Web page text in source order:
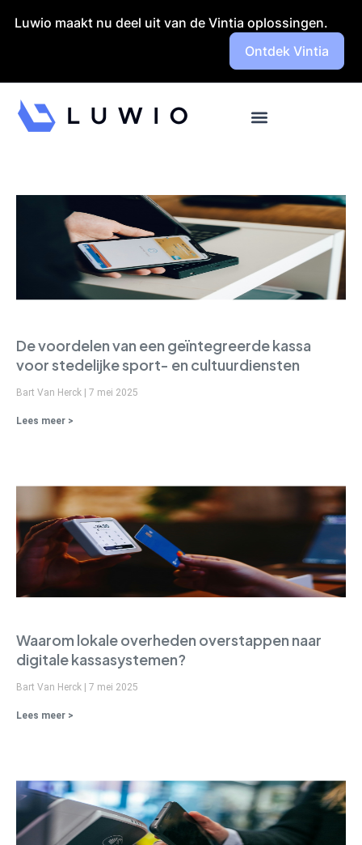
Luwio maakt nu deel uit van de Vintia oplossingen.
Ontdek Vintia
De voordelen van een geïntegreerde kassa
voor stedelijke sport- en cultuurdiensten
Bart Van Herck 7 mei 2025
Lees meer >
Waarom lokale overheden overstappen naar
digitale kassasystemen?
Bart Van Herck 7 mei 2025
Lees meer >